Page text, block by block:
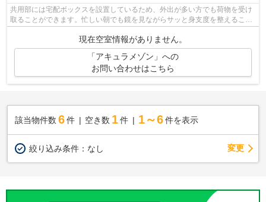
共用部には宅配ボックスを設置しているため、外出が多い方でも荷物を受け
取ることができます。忙しい朝でも鏡を見ながらサッと身支度を整えること
ができる独立洗面台があります。セキ...
現在空室情報がありません。
「アキュラメゾン」への
お問い合わせはこちら
該当物件数 6件 空き数 1 件 1～6 件を表示
絞り込み条件： なし 変更